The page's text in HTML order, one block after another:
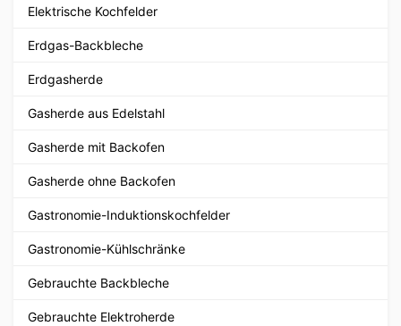
Elektrische Kochfelder
Erdgas-Backbleche
Erdgasherde
Gasherde aus Edelstahl
Gasherde mit Backofen
Gasherde ohne Backofen
Gastronomie-Induktionskochfelder
Gastronomie-Kühlschränke
Gebrauchte Backbleche
Gebrauchte Elektroherde